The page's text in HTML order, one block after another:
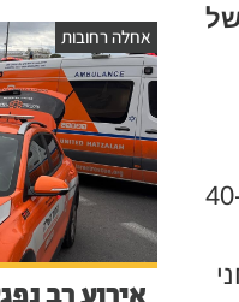
משטרת מחוז צפון עצרה הלילה שני נהגי אוטובוס, תושבי הצפון בשנות ה-30 וה-40
אחלה רחובות